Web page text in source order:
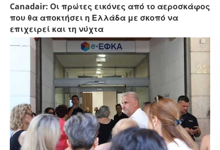
Canadair: Οι πρώτες εικόνες από το αεροσκάφος
που θα αποκτήσει η Ελλάδα με σκοπό να
επιχειρεί και τη νύχτα